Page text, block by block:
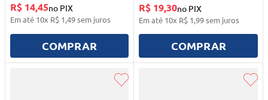
R$ 14,45no PIX
Em até 10x R$ 1,49sem juros
COMPRAR
R$ 19,30no PIX
Em até 10x R$ 1,99sem juros
COMPRAR